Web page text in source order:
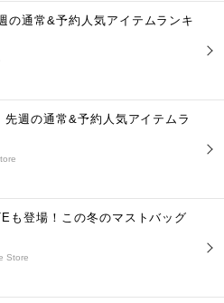
の通常&予約人気アイテムランキ
先週の通常&予約人気アイテムラ
も登場！この冬のマストバッグ
Store